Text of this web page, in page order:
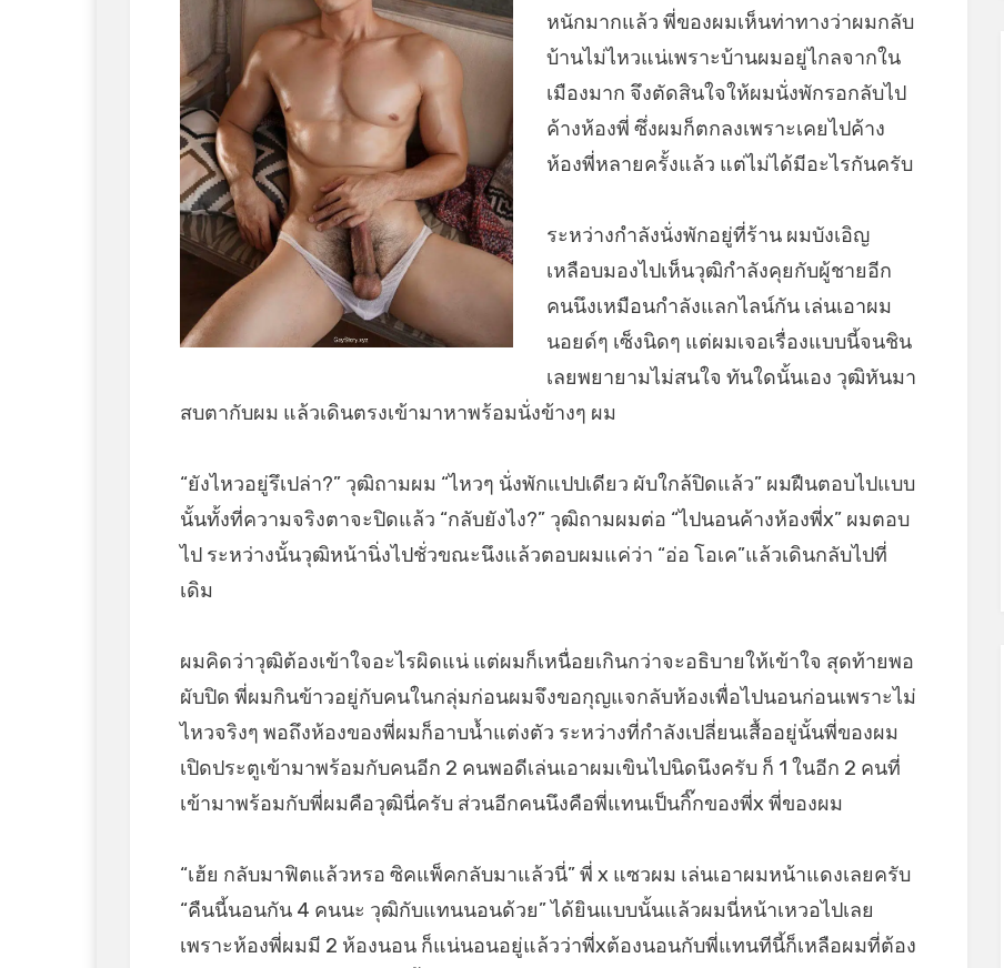
หนักมากแล้ว พี่ของผมเห็นท่าทางว่าผมกลับ
บ้านไม่ไหวแน่เพราะบ้านผมอยู่ไกลจากใน
เมืองมาก จึงตัดสินใจให้ผมนั่งพักรอกลับไป
ค้างห้องพี่ ซึ่งผมก็ตกลงเพราะเคยไปค้าง
ห้องพี่หลายครั้งแล้ว แต่ไม่ได้มีอะไรกันครับ
ระหว่างกำลังนั่งพักอยู่ที่ร้าน ผมบังเอิญ
เหลือบมองไปเห็นวุฒิกำลังคุยกับผู้ชายอีก
คนนึงเหมือนกำลังแลกไลน์กัน เล่นเอาผม
นอยด์ๆ เซ็งนิดๆ แต่ผมเจอเรื่องแบบนี้จนชิน
เลยพยายามไม่สนใจ ทันใดนั้นเอง วุฒิหันมา
สบตากับผม แล้วเดินตรงเข้ามาหาพร้อมนั่งข้างๆ ผม
“ยังไหวอยู่รึเปล่า?” วุฒิถามผม “ไหวๆ นั่งพักแปปเดียว ผับใกล้ปิดแล้ว” ผมฝืนตอบไปแบบ
นั้นทั้งที่ความจริงตาจะปิดแล้ว “กลับยังไง?” วุฒิถามผมต่อ “ไปนอนค้างห้องพี่x” ผมตอบ
ไป ระหว่างนั้นวุฒิหน้านิ่งไปชั่วขณะนึงแล้วตอบผมแค่ว่า “อ่อ โอเค”แล้วเดินกลับไปที่
เดิม
ผมคิดว่าวุฒิต้องเข้าใจอะไรผิดแน่ แต่ผมก็เหนื่อยเกินกว่าจะอธิบายให้เข้าใจ สุดท้ายพอ
ผับปิด พี่ผมกินข้าวอยู่กับคนในกลุ่มก่อนผมจึงขอกุญแจกลับห้องเพื่อไปนอนก่อนเพราะไม่
ไหวจริงๆ พอถึงห้องของพี่ผมก็อาบน้ำแต่งตัว ระหว่างที่กำลังเปลี่ยนเสื้ออยู่นั้นพี่ของผม
เปิดประตูเข้ามาพร้อมกับคนอีก 2 คนพอดีเล่นเอาผมเขินไปนิดนึงครับ ก็ 1 ในอีก 2 คนที่
เข้ามาพร้อมกับพี่ผมคือวุฒินี่ครับ ส่วนอีกคนนึงคือพี่แทนเป็นกิ๊กของพี่x พี่ของผม
“เฮ้ย กลับมาฟิตแล้วหรอ ซิคแพ็คกลับมาแล้วนี่” พี่ x แซวผม เล่นเอาผมหน้าแดงเลยครับ
“คืนนี้นอนกัน 4 คนนะ วุฒิกับแทนนอนด้วย” ได้ยินแบบนั้นแล้วผมนี่หน้าเหวอไปเลย
เพราะห้องพี่ผมมี 2 ห้องนอน ก็แน่นอนอยู่แล้วว่าพี่xต้องนอนกับพี่แทนทีนี้ก็เหลือผมที่ต้อง